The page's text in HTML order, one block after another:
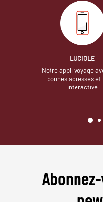
LUCIOLE
Notre appli voyage
bonnes adresses
interactive